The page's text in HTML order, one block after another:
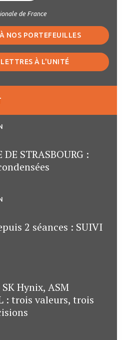
de France
NOS PORTEFEUILLES
À L'UNITÉ
DE STRASBOURG :
2 séances : SUIVI
Hynix, ASM
: trois valeurs, trois